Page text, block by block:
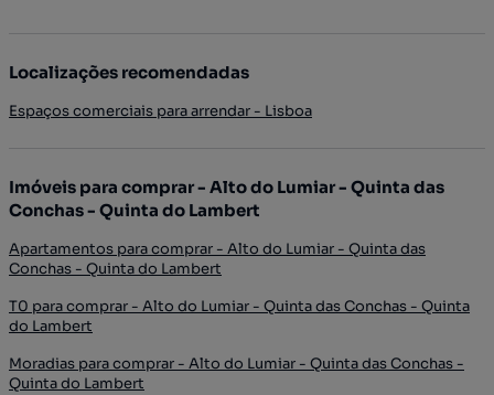
Localizações recomendadas
Espaços comerciais para arrendar - Lisboa
Imóveis para comprar - Alto do Lumiar - Quinta das
Conchas - Quinta do Lambert
Apartamentos para comprar - Alto do Lumiar - Quinta das
Conchas - Quinta do Lambert
T0 para comprar - Alto do Lumiar - Quinta das Conchas - Quinta
do Lambert
Moradias para comprar - Alto do Lumiar - Quinta das Conchas -
Quinta do Lambert